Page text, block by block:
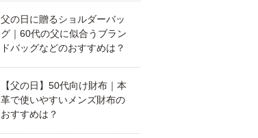
父の日に贈るショルダーバッ
グ｜60代の父に似合うブラン
ドバッグなどのおすすめは？
【父の日】50代向け財布｜本
革で使いやすいメンズ財布の
おすすめは？